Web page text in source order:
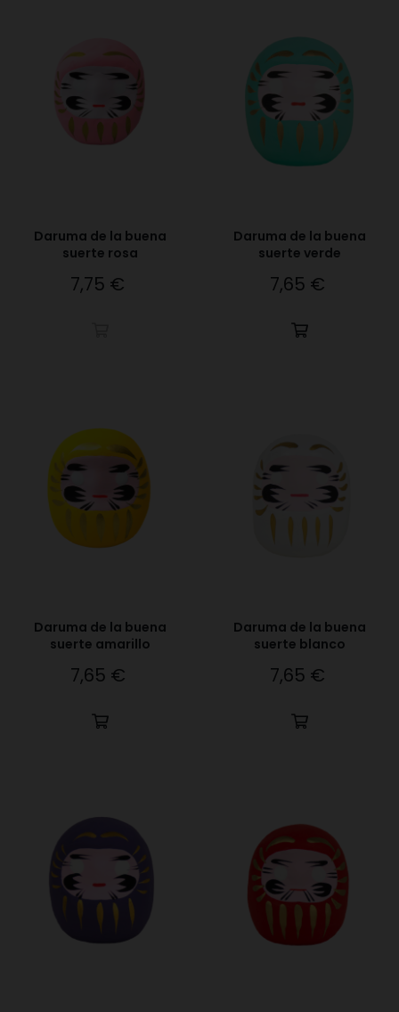
Daruma de la buena
suerte rosa
Precio
7,75 €
Daruma de la buena
suerte verde
Precio
7,65 €
Daruma de la buena
suerte amarillo
Precio
7,65 €
Daruma de la buena
suerte blanco
Precio
7,65 €